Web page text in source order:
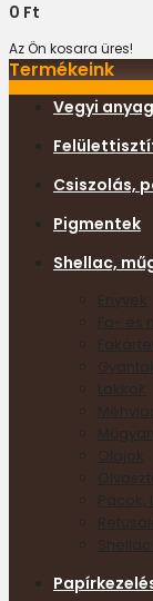
0 Ft
Az Ön kosara üres!
Termékeink
Vegyi
Csiszolás,
Pigmentek
Shellac,
Enyvek
Fa-
Lakkok
Olajok